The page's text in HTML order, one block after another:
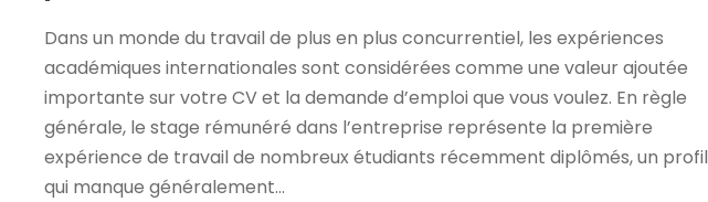
Dans un monde du travail de plus en plus concurrentiel, les expériences
académiques internationales sont considérées comme une valeur ajoutée
importante sur votre CV et la demande d’emploi que vous voulez. En règle
générale, le stage rémunéré dans l’entreprise représente la première
expérience de travail de nombreux étudiants récemment diplômés, un profil
qui manque généralement...